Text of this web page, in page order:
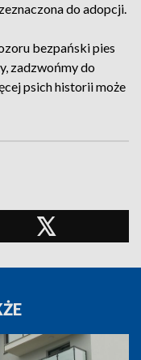
do adopcji.
bezpański pies
zadzwońmy do
psich historii może